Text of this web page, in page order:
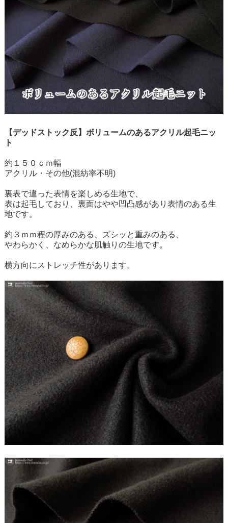
【デッドストック反】ボリュームのあるアクリル起毛ニッ
ト
約１５０ｃｍ幅
アクリル・その他(混紡率不明)
裏表で違った表情を楽しめる生地で、
表は起毛しており、裏面はやや凹凸感があり表情のある生
地です。
約３ｍｍ程の厚みのある、ズシッと重みのある、
やわらかく、なめらかな肌触りの生地です。
横方向にストレッチ性があります。